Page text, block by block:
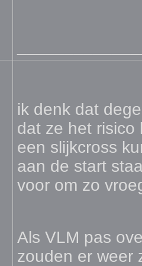
ik denk dat
dat ze het risico
een slijkcross
aan de start
voor om zo
Als VLM pas
zouden er weer